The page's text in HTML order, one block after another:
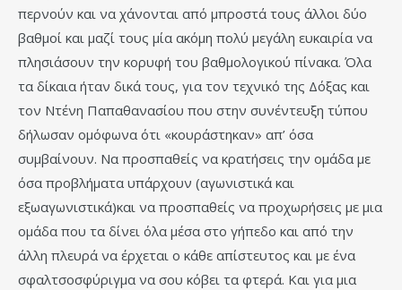
περνούν και να χάνονται από μπροστά τους άλλοι δύο
βαθμοί και μαζί τους μία ακόμη πολύ μεγάλη ευκαιρία να
πλησιάσουν την κορυφή του βαθμολογικού πίνακα. Όλα
τα δίκαια ήταν δικά τους, για τον τεχνικό της Δόξας και
τον Ντένη Παπαθανασίου που στην συνέντευξη τύπου
δήλωσαν ομόφωνα ότι «κουράστηκαν» απ’ όσα
συμβαίνουν. Να προσπαθείς να κρατήσεις την ομάδα με
όσα προβλήματα υπάρχουν (αγωνιστικά και
εξωαγωνιστικά)και να προσπαθείς να προχωρήσεις με μια
ομάδα που τα δίνει όλα μέσα στο γήπεδο και από την
άλλη πλευρά να έρχεται ο κάθε απίστευτος και με ένα
σφαλτσοσφύριγμα να σου κόβει τα φτερά. Και για μια